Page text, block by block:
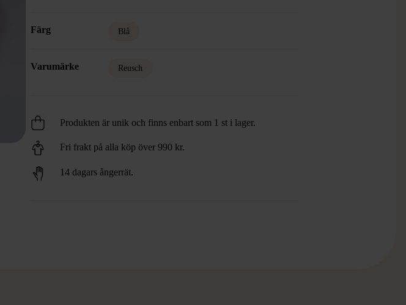
Färg Blå
Varumärke Reusch
Produkten är unik och finns enbart som 1 st i lager.
Fri frakt på alla köp över 990 kr.
14 dagars ångerrät.